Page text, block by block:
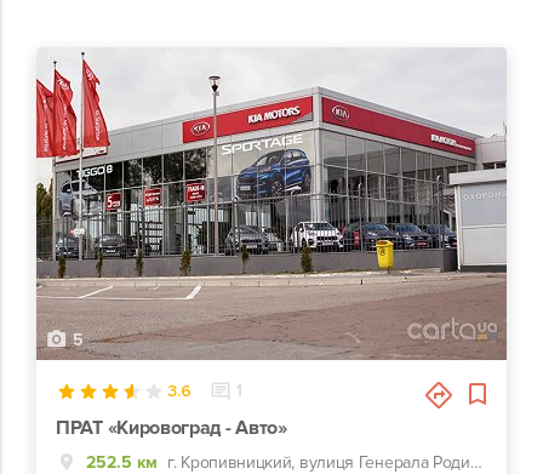
5
3.6 1
ПРАТ «Кировоград - Авто»
252.5 км
г. Кропивницкий, вулиця Генерала Родимцева, 123